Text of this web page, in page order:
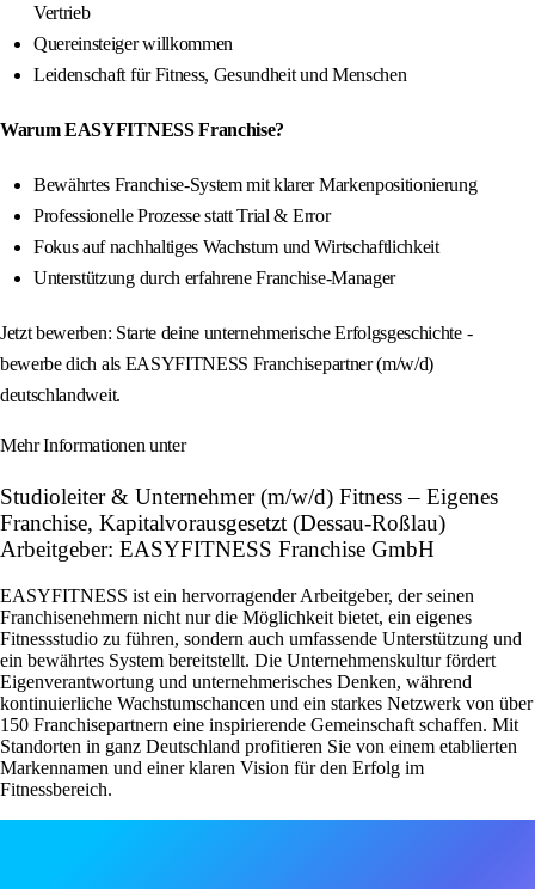
Vertrieb
Quereinsteiger willkommen
Leidenschaft für Fitness, Gesundheit und Menschen
Warum EASYFITNESS Franchise?
Bewährtes Franchise-System mit klarer Markenpositionierung
Professionelle Prozesse statt Trial & Error
Fokus auf nachhaltiges Wachstum und Wirtschaftlichkeit
Unterstützung durch erfahrene Franchise-Manager
Jetzt bewerben: Starte deine unternehmerische Erfolgsgeschichte -
bewerbe dich als EASYFITNESS Franchisepartner (m/w/d)
deutschlandweit.
Mehr Informationen unter
Studioleiter & Unternehmer (m/w/d) Fitness – Eigenes
Franchise, Kapitalvorausgesetzt (Dessau-Roßlau)
Arbeitgeber: EASYFITNESS Franchise GmbH
EASYFITNESS ist ein hervorragender Arbeitgeber, der seinen
Franchisenehmern nicht nur die Möglichkeit bietet, ein eigenes
Fitnessstudio zu führen, sondern auch umfassende Unterstützung und
ein bewährtes System bereitstellt. Die Unternehmenskultur fördert
Eigenverantwortung und unternehmerisches Denken, während
kontinuierliche Wachstumschancen und ein starkes Netzwerk von über
150 Franchisepartnern eine inspirierende Gemeinschaft schaffen. Mit
Standorten in ganz Deutschland profitieren Sie von einem etablierten
Markennamen und einer klaren Vision für den Erfolg im
Fitnessbereich.